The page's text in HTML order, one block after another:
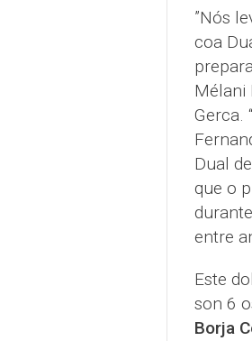
”Nós
coa
Mélani
Gerca.
Dual
que o
entre
Este
son 6
Borja